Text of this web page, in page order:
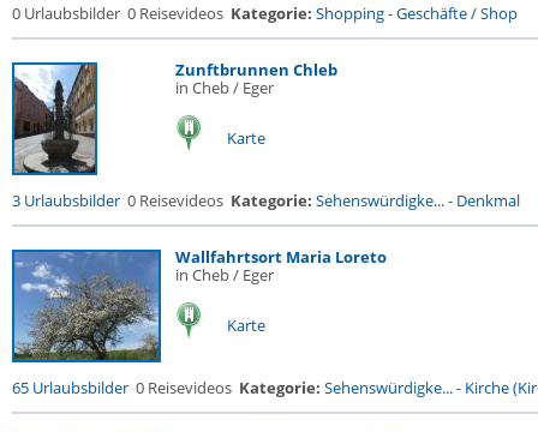
0 Urlaubsbilder 0 Reisevideos Kategorie: Shopping-Geschäfte / Shop
Zunftbrunnen Chleb
in Cheb / Eger
Karte
3 Urlaubsbilder 0 Reisevideos Kategorie: Sehenswürdigke...- Denkmal
Wallfahrtsort Maria Loreto
in Cheb / Eger
Karte
65 Urlaubsbilder 0 Reisevideos Kategorie: Sehenswürdigke...- Kirche